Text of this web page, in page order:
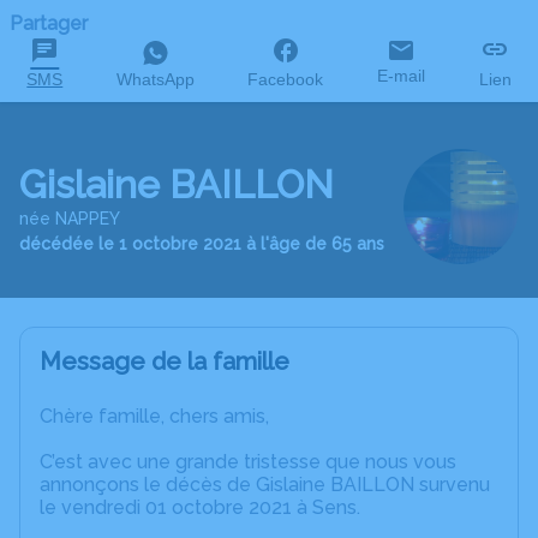
Partager
SMS WhatsApp Facebook E-mail Lien
Gislaine BAILLON
née NAPPEY
décédée le 1 octobre 2021 à l'âge de 65 ans
Message de la famille
Chère famille, chers amis,
C’est avec une grande tristesse que nous vous
annonçons le décès de Gislaine BAILLON survenu
le vendredi 01 octobre 2021 à Sens.